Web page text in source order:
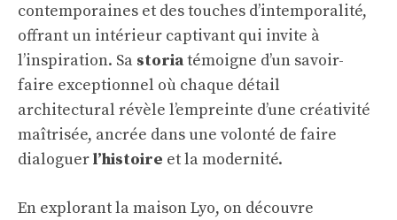
contemporaines et des touches d’intemporalité,
offrant un intérieur captivant qui invite à
l’inspiration. Sa storiatémoigne d’un savoir-
faire exceptionnel où chaque détail
architectural révèle l’empreinte d’une créativité
maîtrisée, ancrée dans une volonté de faire
dialoguerl’histoire et la modernité.
En explorant la maison Lyo, on découvre